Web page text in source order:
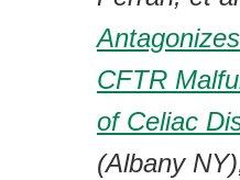
CFTR
of Celiac
(Albany